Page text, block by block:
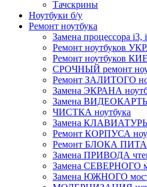
Тачскрины
Ноутбуки б/у
Ремонт ноутбука
Замена процессора i3,
Ремонт ноутбуков
Ремонт ноутбуков
СРОЧНЫЙ ремонт
Ремонт ЗАЛИТОГО
Замена ЭКРАНА
Замена ВИДЕОКАРТЫ
ЧИСТКА ноутбука
Замена КЛАВИАТУРЫ
Ремонт КОРПУСА
Ремонт БЛОКА
Замена ПРИВОДА
Замена СЕВЕРНОГО
Замена ЮЖНОГО